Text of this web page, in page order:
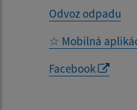
Odvoz odpadu
☆ Mobilná
Facebook